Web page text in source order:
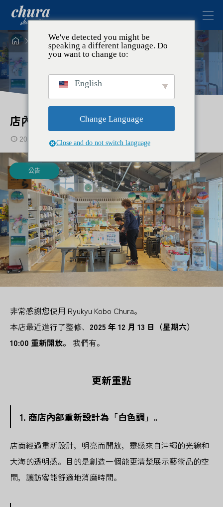
 公告店內裝修完畢暨重新開幕公告
店內裝修完畢暨重新開幕公告
2025.12.15 2026.01.02
公告
非常感謝您使用 Ryukyu Kobo Chura。
本店最近進行了整修、 2025 年 12 月 13 日（星期六）
10:00 重新開放。
我們有。
更新重點
1. 商店內部重新設計為「白色調」。
店面經過重新設計，明亮而開放，靈感來自沖繩的光線和
大海的透明感。目的是創造一個能更清楚展示藝術品的空
間，讓訪客能舒適地消磨時間。
We've detected you might be
speaking a different language. Do
you want to change to:
English
Change Language
Close and do not switch language